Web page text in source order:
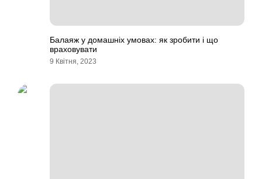
Балаяж у домашніх умовах: як зробити і що
враховувати
9 Квітня, 2023